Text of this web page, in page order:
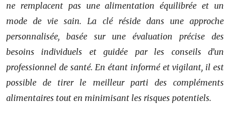
ne remplacent pas une alimentation équilibrée et un
mode de vie sain. La clé réside dans une approche
personnalisée, basée sur une évaluation précise des
besoins individuels et guidée par les conseils d’un
professionnel de santé. En étant informé et vigilant, il est
possible de tirer le meilleur parti des compléments
alimentaires tout en minimisant les risques potentiels.